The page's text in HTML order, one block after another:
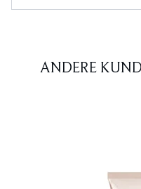
ANDERE